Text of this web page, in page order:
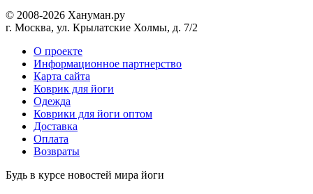
© 2008-2026 Хануман.ру
г. Москва, ул. Крылатские Холмы, д. 7/2
O проекте
Информационное партнерство
Карта сайта
Коврик для йоги
Одежда
Коврики для йоги оптом
Доставка
Оплата
Возвраты
Будь в курсе новостей мира йоги